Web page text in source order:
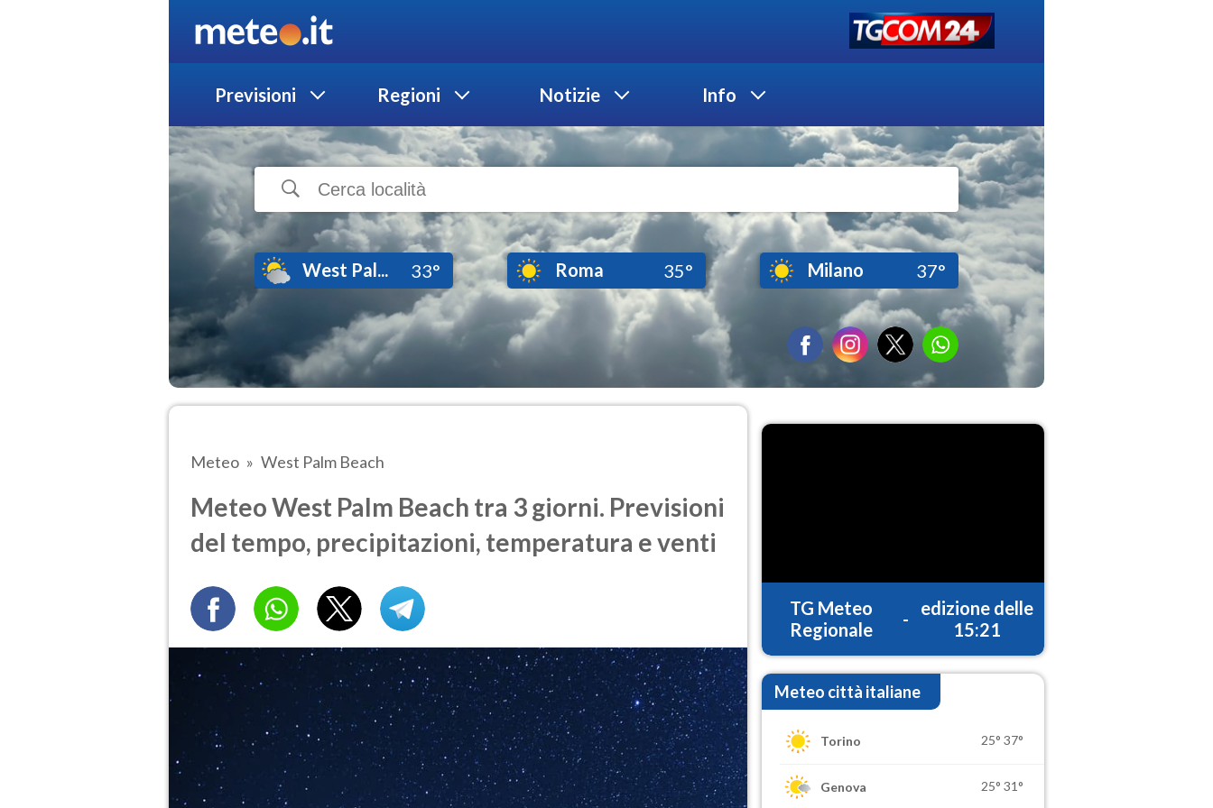
Previsioni Regioni Notizie Info
West Pal... 33° Roma 35° Milano 37°
Meteo West Palm Beach
Meteo West Palm Beach tra 3 giorni. Previsioni
del tempo, precipitazioni, temperatura e venti
TG Meteo
Regionale
-
edizione delle
15:21
Meteo città italiane
Torino 25° 37°
Genova 25° 31°